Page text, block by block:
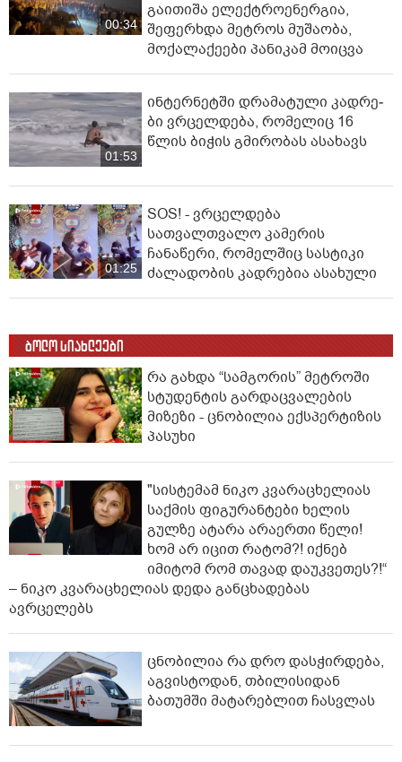
00:34
გაითიშა ელექტროენერგია,
შეფერხდა მეტროს მუშაობა,
მოქალაქეები პანიკამ მოიცვა
01:53
ინ­ტერ­ნეტ­ში დრა­მა­ტუ­ლი კად­რე­
ბი ვრცელდება, რომელიც 16
წლის ბიჭის გმირობას ასახავს
01:25
SOS! - ვრცელდება
სათვალთვალო კამერის
ჩანაწერი, რომელშიც სასტიკი
ძალადობის კადრებია ასახული
ბოლო სიახლეები
რა გახდა “სამგორის” მეტროში
სტუდენტის გარდაცვალების
მიზეზი - ცნობილია ექსპერტიზის
პასუხი
"სისტემამ ნიკო კვარაცხელიას
საქმის ფიგურანტები ხელის
გულზე ატარა არაერთი წელი!
ხომ არ იცით რატომ?! იქნებ
იმიტომ რომ თავად დაუკვეთეს?!“
– ნიკო კვარაცხელიას დედა განცხადებას
ავრცელებს
ცნობილია რა დრო დასჭირდება,
აგვისტოდან, თბილისიდან
ბათუმში მატარებლით ჩასვლას